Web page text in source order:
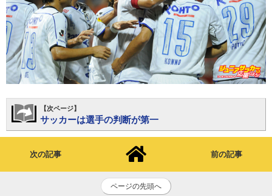
【次ページ】
サッカーは選手の判断が第一
次の記事 前の記事
ページの先頭へ